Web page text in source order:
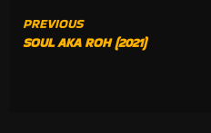
CONTINUE
READING
PREVIOUS
SOUL AKA ROH (2021)